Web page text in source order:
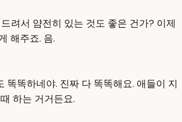
려서 얌전히 있는 것도 좋은 건가? 이제
해주죠. 음.
똑똑하네야. 진짜 다 똑똑해요. 애들이 지
하는 거거든요.